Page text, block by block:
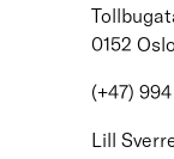
0152 Oslo
(+47)
Lill